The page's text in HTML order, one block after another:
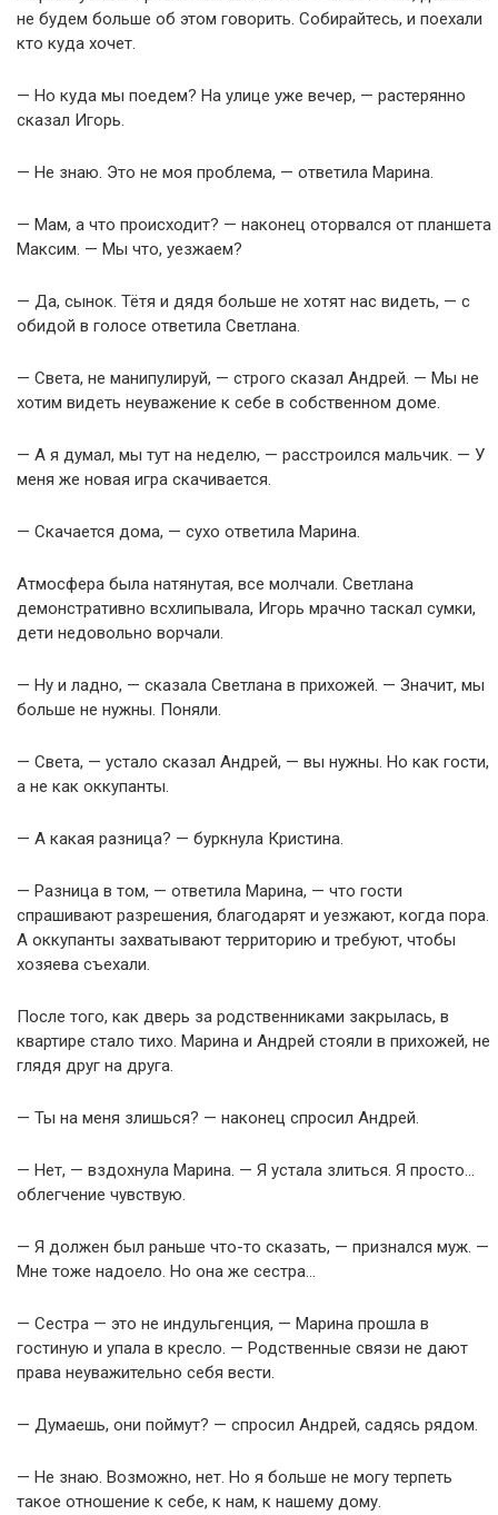
не будем больше об этом говорить. Собирайтесь, и поехали
кто куда хочет.
— Но куда мы поедем? На улице уже вечер, — растерянно
сказал Игорь.
— Не знаю. Это не моя проблема, — ответила Марина.
— Мам, а что происходит? — наконец оторвался от планшета
Максим. — Мы что, уезжаем?
— Да, сынок. Тётя и дядя больше не хотят нас видеть, — с
обидой в голосе ответила Светлана.
— Света, не манипулируй, — строго сказал Андрей. — Мы не
хотим видеть неуважение к себе в собственном доме.
— А я думал, мы тут на неделю, — расстроился мальчик. — У
меня же новая игра скачивается.
— Скачается дома, — сухо ответила Марина.
Атмосфера была натянутая, все молчали. Светлана
демонстративно всхлипывала, Игорь мрачно таскал сумки,
дети недовольно ворчали.
— Ну и ладно, — сказала Светлана в прихожей. — Значит, мы
больше не нужны. Поняли.
— Света, — устало сказал Андрей, — вы нужны. Но как гости,
а не как оккупанты.
— А какая разница? — буркнула Кристина.
— Разница в том, — ответила Марина, — что гости
спрашивают разрешения, благодарят и уезжают, когда пора.
А оккупанты захватывают территорию и требуют, чтобы
хозяева съехали.
После того, как дверь за родственниками закрылась, в
квартире стало тихо. Марина и Андрей стояли в прихожей, не
глядя друг на друга.
— Ты на меня злишься? — наконец спросил Андрей.
— Нет, — вздохнула Марина. — Я устала злиться. Я просто…
облегчение чувствую.
— Я должен был раньше что-то сказать, — признался муж. —
Мне тоже надоело. Но она же сестра…
— Сестра — это не индульгенция, — Марина прошла в
гостиную и упала в кресло. — Родственные связи не дают
права неуважительно себя вести.
— Думаешь, они поймут? — спросил Андрей, садясь рядом.
— Не знаю. Возможно, нет. Но я больше не могу терпеть
такое отношение к себе, к нам, к нашему дому.